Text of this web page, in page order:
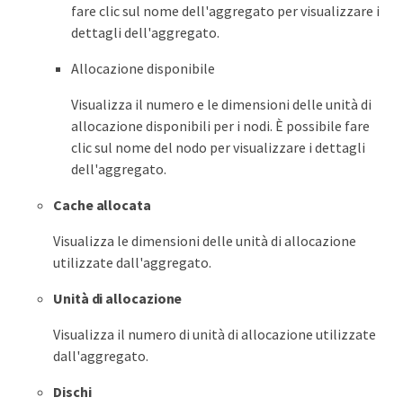
fare clic sul nome dell'aggregato per visualizzare i
dettagli dell'aggregato.
Allocazione disponibile
Visualizza il numero e le dimensioni delle unità di
allocazione disponibili per i nodi. È possibile fare
clic sul nome del nodo per visualizzare i dettagli
dell'aggregato.
Cache allocata
Visualizza le dimensioni delle unità di allocazione
utilizzate dall'aggregato.
Unità di allocazione
Visualizza il numero di unità di allocazione utilizzate
dall'aggregato.
Dischi